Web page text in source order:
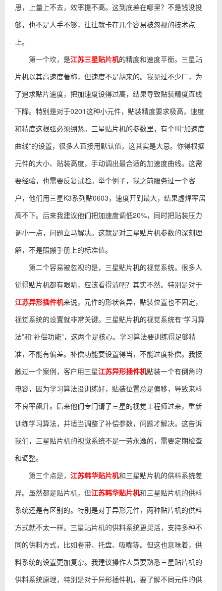
思，上量上不去，效率提不高。这到底差在哪里？不是钱没投
够，也不是人手不够，往往就卡在几个容易被忽视的技术点
上。
第一个坎，是江苏三星贴片机的精度和速度平衡。三星贴
片机以其高速度著称，但速度不是胡来的。我见过不少厂，为
了追求贴片速度，把加速度设得过高，结果导致贴装精度直线
下降。特别是对于0201这种小元件，贴装精度要求极高，速度
和精度这根弦必须绷紧。三星贴片机的参数里，有个叫“加速度
曲线”的设置，很多人直接用默认值，这其实是大忌。你得根据
元件的大小、贴装高度，手动调出最合适的加速度曲线。这需
要经验，也需要反复试验。举个例子，我之前服务过一个客
户，他们用三星K3系列贴0603，速度开到最大，结果虚焊率居
高不下。后来我建议他们把加速度调低20%，同时把贴装压力
调小一点，问题立马解决。这就是对三星贴片机参数的深刻理
解，不是照搬手册上的标准值。
第二个容易被忽视的是，三星贴片机的视觉系统。很多人
觉得贴片机都有眼睛，应该看得清吧？其实不然。特别是对于
江苏异形插件机来说，元件的形状各异，贴装位置也不固定，
视觉系统的设置就非常关键。三星贴片机的视觉系统有“学习算
法”和“补偿功能”，这两个是核心。学习算法要训练得足够精
准，不能有偏差。补偿功能要设置得当，不能过度补偿。我接
触过一个案例，客户用三星江苏异形插件机贴装一个有倒角的
电容，因为学习算法没训练好，贴装位置总是偏移，导致来料
不良率飙升。后来他们专门请了三星的视觉工程师过来，重新
训练学习算法，并适当调整了补偿参数，问题才解决。这告诉
我们，三星贴片机的视觉系统不是一劳永逸的，需要定期检查
和调整。
第三个点是， 江苏韩华贴片机和三星贴片机的供料系统差
异。虽然都是贴片机，但江苏韩华贴片机和三星贴片机的供料
系统还是有区别的。特别是对于异形元件，两种贴片机的供料
方式就不太一样。三星贴片机的供料系统更灵活，支持多种不
同的供料方式，比如卷带、托盘、吸嘴等。但这也意味着，供
料系统的设置更加复杂。我建议操作人员要熟悉三星贴片机的
供料系统原理，特别是对于异形插件机，要了解不同元件的供